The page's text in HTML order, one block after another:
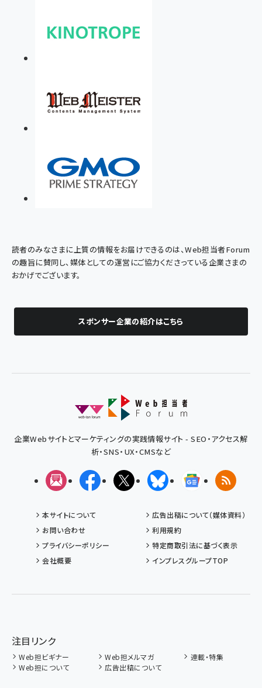
読者のみなさまに上質の情報をお届けできるのは、Web担当者Forum
の趣旨に賛同し、媒体としての運営にご協力くださっている企業さまの
おかげでございます。
スポンサー企業の紹介はこちら
企業Webサイトとマーケティングの実践情報サイト - SEO・アクセス解
析・SNS・UX・CMSなど
メルマガFacebookX(エックス)BlueskyGoogleニュ
RSS
本サイトについて
広告出稿について（媒体資料）
お問い合わせ
利用規約
プライバシーポリシー
特定商取引法に基づく表示
会社概要
インプレスグループTOP
注目リンク
Web担ビギナー Web担メルマガ
連載・特集
Web担について
広告出稿について